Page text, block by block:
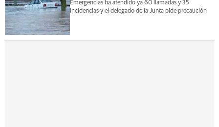
Emergencias ha atendido ya 60 llamadas y 35
incidencias y el delegado de la Junta pide precaución